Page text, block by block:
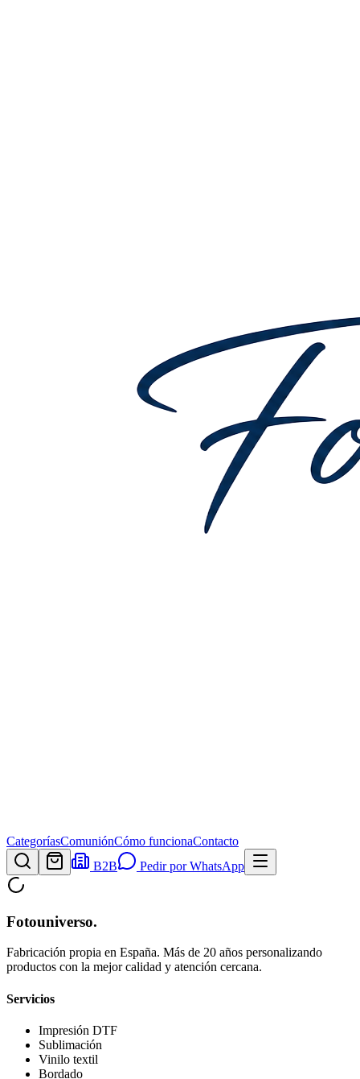
CategoríasComuniónCómo funcionaContacto
B2B
Pedir por WhatsApp
Fotouniverso.
Fabricación propia en España. Más de 20 años personalizando
productos con la mejor calidad y atención cercana.
Servicios
Impresión DTF
Sublimación
Vinilo textil
Bordado